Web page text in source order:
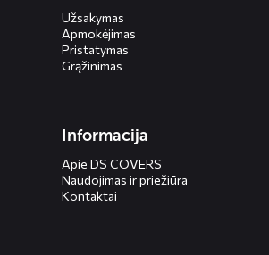
Užsakymas
Apmokėjimas
Pristatymas
Grąžinimas
Informacija
Apie DS COVERS
Naudojimas ir priežiūra
Kontaktai